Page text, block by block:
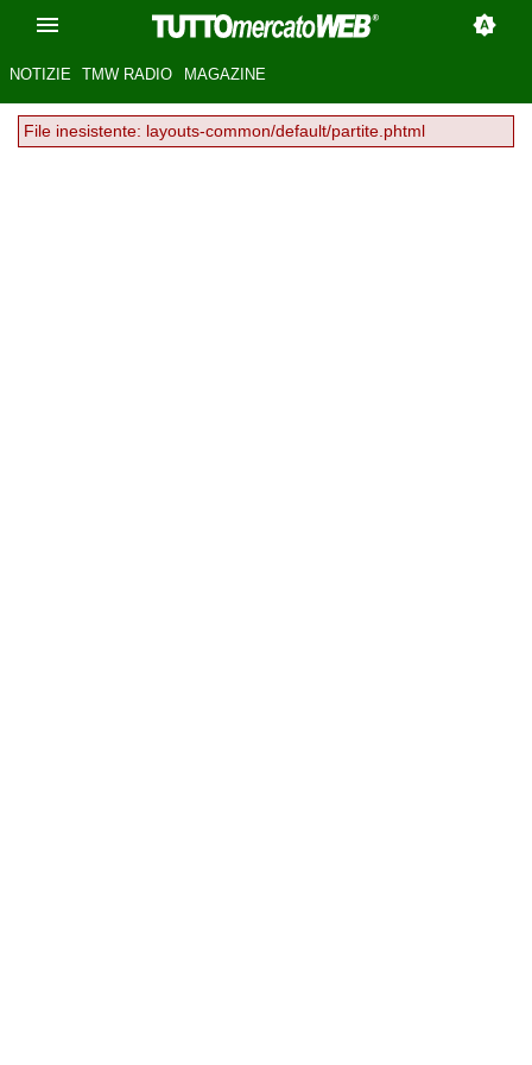
NOTIZIE TMW RADIO MAGAZINE
File inesistente: layouts-common/default/partite.phtml